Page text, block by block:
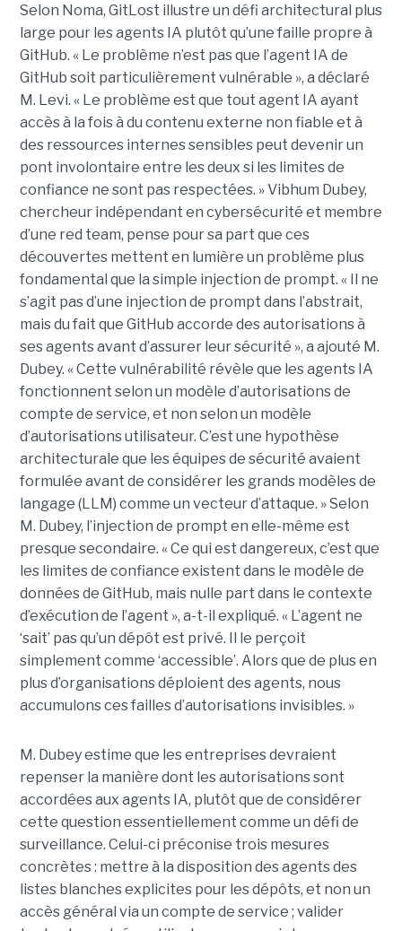
Selon Noma, GitLost illustre un défi architectural plus
large pour les agents IA plutôt qu’une faille propre à
GitHub. « Le problème n’est pas que l’agent IA de
GitHub soit particulièrement vulnérable », a déclaré
M. Levi. « Le problème est que tout agent IA ayant
accès à la fois à du contenu externe non fiable et à
des ressources internes sensibles peut devenir un
pont involontaire entre les deux si les limites de
confiance ne sont pas respectées. » Vibhum Dubey,
chercheur indépendant en cybersécurité et membre
d’une red team, pense pour sa part que ces
découvertes mettent en lumière un problème plus
fondamental que la simple injection de prompt. « Il ne
s’agit pas d’une injection de prompt dans l’abstrait,
mais du fait que GitHub accorde des autorisations à
ses agents avant d’assurer leur sécurité », a ajouté M.
Dubey. « Cette vulnérabilité révèle que les agents IA
fonctionnent selon un modèle d’autorisations de
compte de service, et non selon un modèle
d’autorisations utilisateur. C’est une hypothèse
architecturale que les équipes de sécurité avaient
formulée avant de considérer les grands modèles de
langage (LLM) comme un vecteur d’attaque. » Selon
M. Dubey, l’injection de prompt en elle-même est
presque secondaire. « Ce qui est dangereux, c’est que
les limites de confiance existent dans le modèle de
données de GitHub, mais nulle part dans le contexte
d’exécution de l’agent », a-t-il expliqué. « L’agent ne
‘sait’ pas qu’un dépôt est privé. Il le perçoit
simplement comme ‘accessible’. Alors que de plus en
plus d’organisations déploient des agents, nous
accumulons ces failles d’autorisations invisibles. »
M. Dubey estime que les entreprises devraient
repenser la manière dont les autorisations sont
accordées aux agents IA, plutôt que de considérer
cette question essentiellement comme un défi de
surveillance. Celui-ci préconise trois mesures
concrètes : mettre à la disposition des agents des
listes blanches explicites pour les dépôts, et non un
accès général via un compte de service ; valider